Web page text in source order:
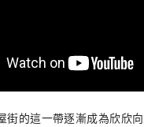
街的這一帶逐漸成為欣欣